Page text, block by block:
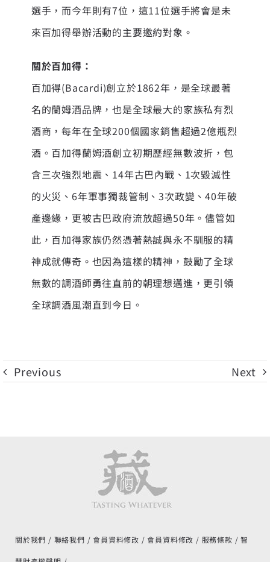
選手，而今年則有7位，這11位選手將會是未
來百加得舉辦活動的主要邀約對象。
關於百加得：
百加得(Bacardi)創立於1862年，是全球最著
名的蘭姆酒品牌，也是全球最大的家族私有烈
酒商，每年在全球200個國家銷售超過2億瓶烈
酒。百加得蘭姆酒創立初期歷經無數波折，包
含三次強烈地震、14年古巴內戰、1次毀滅性
的火災、6年軍事獨裁管制、3次政變、40年破
產邊緣，更被古巴政府流放超過50年。儘管如
此，百加得家族仍然憑著熱誠與永不馴服的精
神成就傳奇。也因為這樣的精神，鼓勵了全球
無數的調酒師勇往直前的朝理想邁進，更引領
全球調酒風潮直到今日。
Previous Next
關於我們 聯絡我們 會員資料修改 會員資料修改 服務條款 智